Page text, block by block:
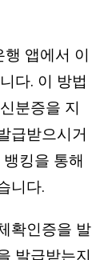
앱에서 이
다. 이 방법
분증을 지
급받으시거
킹을 통해
니다.
확인증을 발
발급받는지